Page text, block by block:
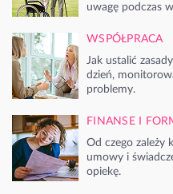
uwagę podczas
WSPÓŁPRACA
Jak ustalić
dzień,
problemy.
FINANSE I
Od czego zależy
umowy i
opiekę.